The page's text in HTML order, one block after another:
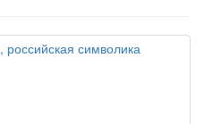
символика